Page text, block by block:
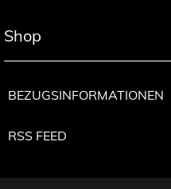
Shop
BEZUGSINFORMATIONEN
RSS FEED